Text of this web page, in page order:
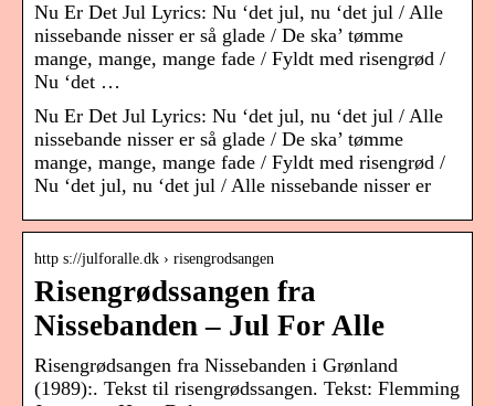
Nu Er Det Jul Lyrics: Nu ‘det jul, nu ‘det jul / Alle
nissebande nisser er så glade / De ska’ tømme
mange, mange, mange fade / Fyldt med risengrød /
Nu ‘det …
Nu Er Det Jul Lyrics: Nu ‘det jul, nu ‘det jul / Alle
nissebande nisser er så glade / De ska’ tømme
mange, mange, mange fade / Fyldt med risengrød /
Nu ‘det jul, nu ‘det jul / Alle nissebande nisser er
http s://julforalle.dk › risengrodsangen
Risengrødssangen fra
Nissebanden – Jul For Alle
Risengrødsangen fra Nissebanden i Grønland
(1989):. Tekst til risengrødssangen. Tekst: Flemming